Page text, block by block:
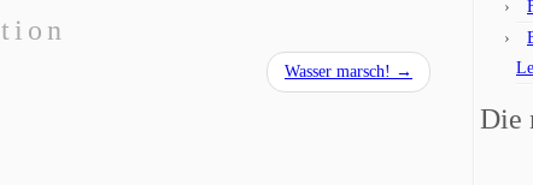
Wasser marsch! →
Die